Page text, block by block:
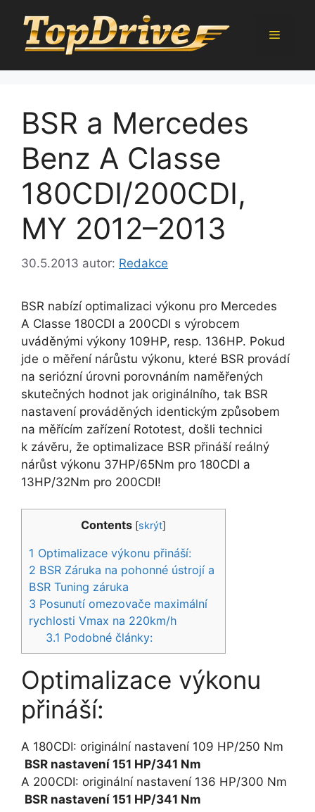
obsah
Menu
BSR a Mercedes
Benz A Classe
180CDI/200CDI,
MY 2012–2013
30.5.2013 autor: Redakce
BSR nabízí optimalizaci výkonu pro Mercedes
A Classe 180CDI a 200CDI s výrobcem
uváděnými výkony 109HP, resp. 136HP. Pokud
jde o měření nárůstu výkonu, které BSR provádí
na seriózní úrovni porovnáním naměřených
skutečných hodnot jak originálního, tak BSR
nastavení prováděných identickým způsobem
na měřícím zařízení Rototest, došli technici
k závěru, že optimalizace BSR přináší reálný
nárůst výkonu 37HP/65Nm pro 180CDI a
13HP/32Nm pro 200CDI!
Contents [skrýt]
1 Optimalizace výkonu přináší:
2 BSR Záruka na pohonné ústrojí a
BSR Tuning záruka
3 Posunutí omezovače maximální
rychlosti Vmax na 220km/h
3.1 Podobné články:
Optimalizace výkonu
přináší:
A 180CDI: originální nastavení 109 HP/250 Nm
BSR nastavení 151 HP/341 Nm
A 200CDI: originální nastavení 136 HP/300 Nm
BSR nastavení 151 HP/341 Nm